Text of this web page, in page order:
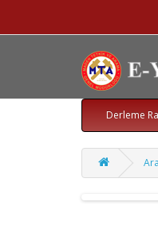
Derleme